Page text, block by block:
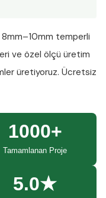
8mm–10mm temperli
ve özel ölçü üretim
üretiyoruz. Ücretsiz
1000+
Tamamlanan Proje
5.0★